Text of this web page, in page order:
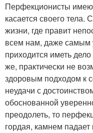
Перфекционисты
касается своего
жизни, где правит
всем нам, даже самым
приходится иметь
же, практически не
здоровым подходом к
неудачи с
обоснованной
преодолеть, то
гордая, камнем падает